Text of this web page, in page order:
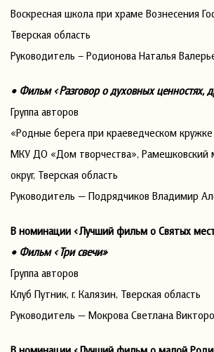
Воскресная школа при храме Вознесения
Тверская область
Руководитель – Родионова Наталья
• Фильм «Разговор о духовных ценностях,
Группа авторов
«Родные берега при краеведческом
МКУ ДО «Дом творчества», Рамешковский
округ, Тверская область
Руководитель — Подрядчиков Владимир
В номинации «Лучший фильм о Святых
• Фильм «Три свечи»
Группа авторов
Клуб Путник, г. Калязин, Тверская область
Руководитель — Мокрова Светлана